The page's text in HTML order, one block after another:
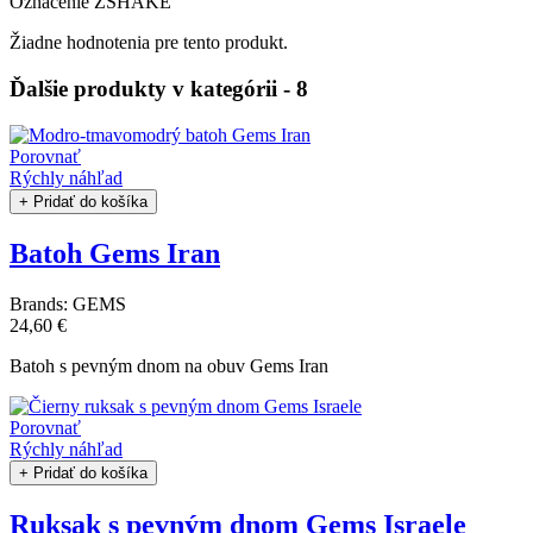
Žiadne hodnotenia pre tento produkt.
Ďalšie produkty v kategórii - 8
Porovnať
Rýchly náhľad
+ Pridať do košíka
Batoh Gems Iran
Brands: GEMS
24,60 €
Batoh s pevným dnom na obuv Gems Iran
Porovnať
Rýchly náhľad
+ Pridať do košíka
Ruksak s pevným dnom Gems Israele